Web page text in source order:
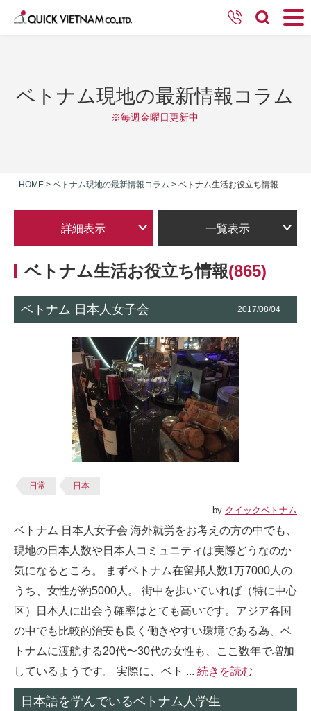
ベトナム現地の最新情報コラム
※毎週金曜日更新中
HOME > ベトナム現地の最新情報コラム > ベトナム生活お役立ち情報
詳細表示 一覧表示
ベトナム生活お役立ち情報(865)
ベトナム 日本人女子会 2017/08/04
日常 日本
by クイックベトナム
ベトナム 日本人女子会 海外就労をお考えの方の中でも、
現地の日本人数や日本人コミュニティは実際どうなのか
気になるところ。 まずベトナム在留邦人数1万7000人の
うち、女性が約5000人。 街中を歩いていれば（特に中心
区）日本人に出会う確率はとても高いです。アジア各国
の中でも比較的治安も良く働きやすい環境である為、ベ
トナムに渡航する20代〜30代の女性も、ここ数年で増加
しているようです。 実際に、ベト ... 続きを読む
日本語を学んでいるベトナム人学生